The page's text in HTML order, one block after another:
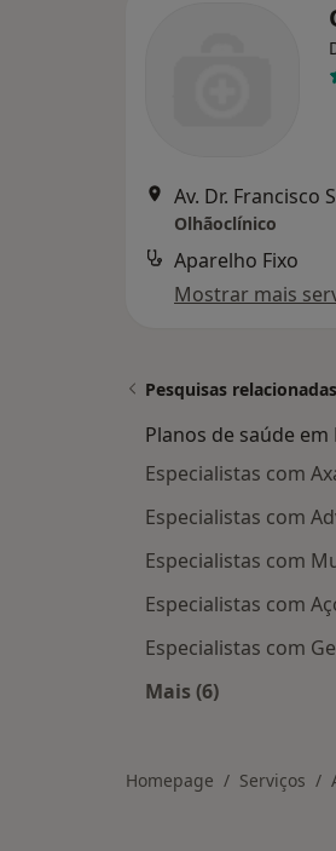
Olhãoclínico
Aparelho Fixo
Mostrar mais
Pesquisas relacionadas
Planos de saúde em
Especialistas com
Especialistas com
Especialistas com
Especialistas com
Especialistas com
Mais (6)
Homepage Serviços